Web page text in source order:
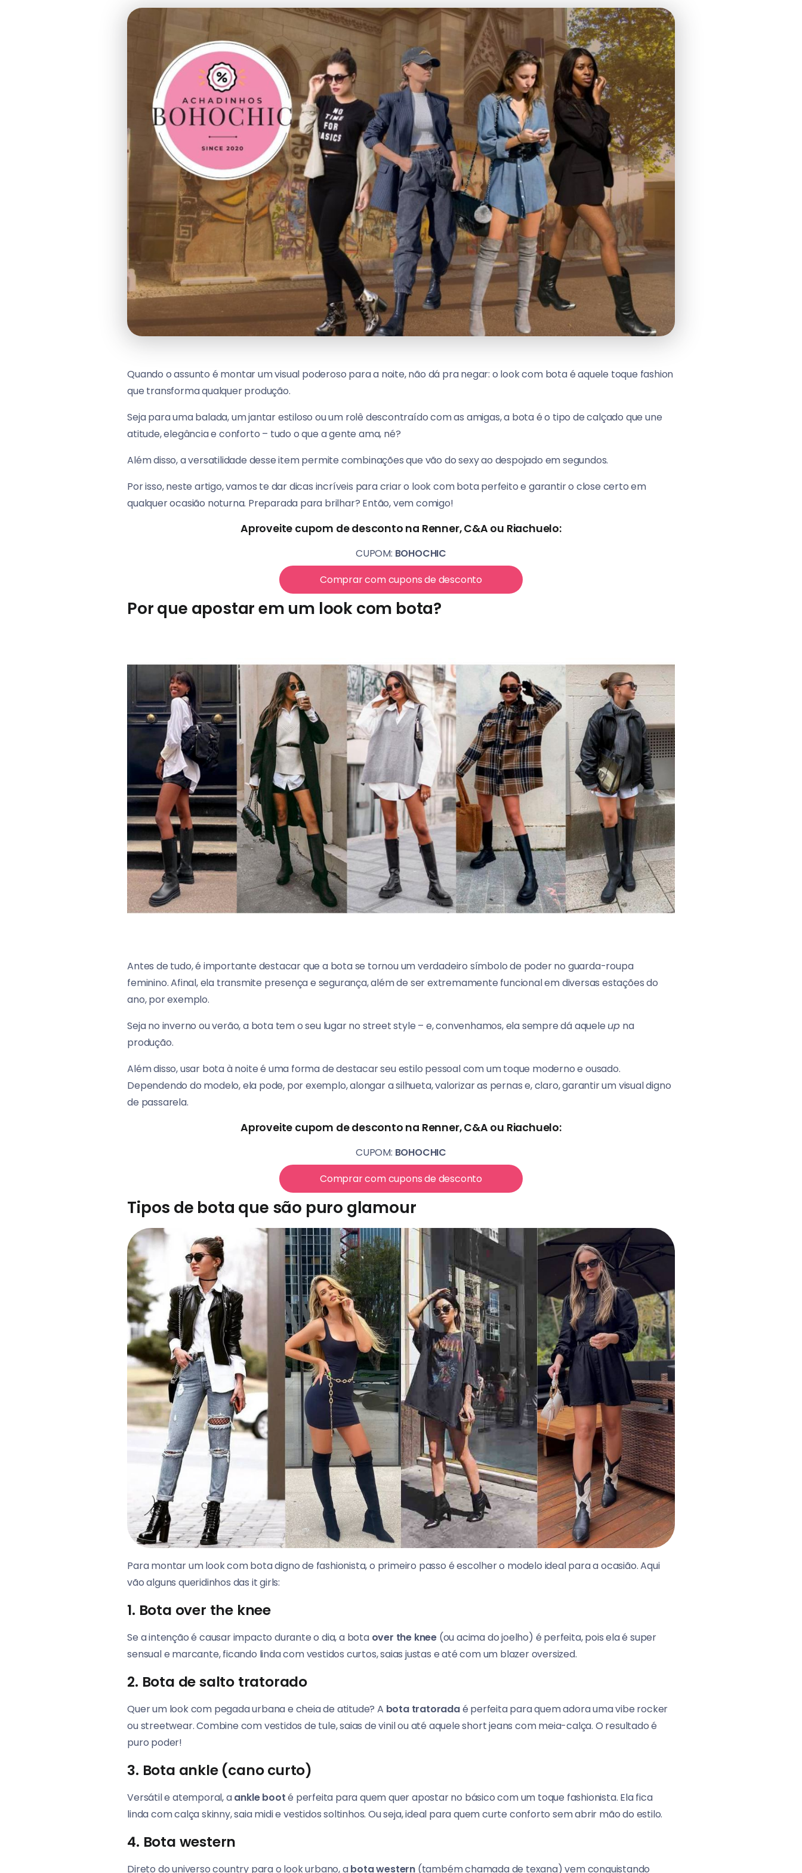
Quando o assunto é montar um visual poderoso para a noite, não dá pra negar: o look com bota é aquele toque fashion
que transforma qualquer produção.
Seja para uma balada, um jantar estiloso ou um rolê descontraído com as amigas, a bota é o tipo de calçado que une
atitude, elegância e conforto – tudo o que a gente ama, né?
Além disso, a versatilidade desse item permite combinações que vão do sexy ao despojado em segundos.
Por isso, neste artigo, vamos te dar dicas incríveis para criar o look com bota perfeito e garantir o close certo em
qualquer ocasião noturna. Preparada para brilhar? Então, vem comigo!
Aproveite cupom de desconto na Renner, C&A ou Riachuelo:
CUPOM: BOHOCHIC
Comprar com cupons de desconto
Por que apostar em um look com bota?
Antes de tudo, é importante destacar que a bota se tornou um verdadeiro símbolo de poder no guarda-roupa
feminino. Afinal, ela transmite presença e segurança, além de ser extremamente funcional em diversas estações do
ano, por exemplo.
Seja no inverno ou verão, a bota tem o seu lugar no street style – e, convenhamos, ela sempre dá aquele up na
produção.
Além disso, usar bota à noite é uma forma de destacar seu estilo pessoal com um toque moderno e ousado.
Dependendo do modelo, ela pode, por exemplo, alongar a silhueta, valorizar as pernas e, claro, garantir um visual digno
de passarela.
Aproveite cupom de desconto na Renner, C&A ou Riachuelo:
CUPOM: BOHOCHIC
Comprar com cupons de desconto
Tipos de bota que são puro glamour
Para montar um look com bota digno de fashionista, o primeiro passo é escolher o modelo ideal para a ocasião. Aqui
vão alguns queridinhos das it girls:
1. Bota over the knee
Se a intenção é causar impacto durante o dia, a bota over the knee (ou acima do joelho) é perfeita, pois ela é super
sensual e marcante, ficando linda com vestidos curtos, saias justas e até com um blazer oversized.
2. Bota de salto tratorado
Quer um look com pegada urbana e cheia de atitude? A bota tratoradaé perfeita para quem adora uma vibe rocker
ou streetwear. Combine com vestidos de tule, saias de vinil ou até aquele short jeans com meia-calça. O resultado é
puro poder!
3. Bota ankle (cano curto)
Versátil e atemporal, aankle booté perfeita para quem quer apostar no básico com um toque fashionista. Ela fica
linda com calça skinny, saia midi e vestidos soltinhos. Ou seja, ideal para quem curte conforto sem abrir mão do estilo.
4. Bota western
Direto do universo country para o look urbano, abota western (também chamada de texana) vem conquistando